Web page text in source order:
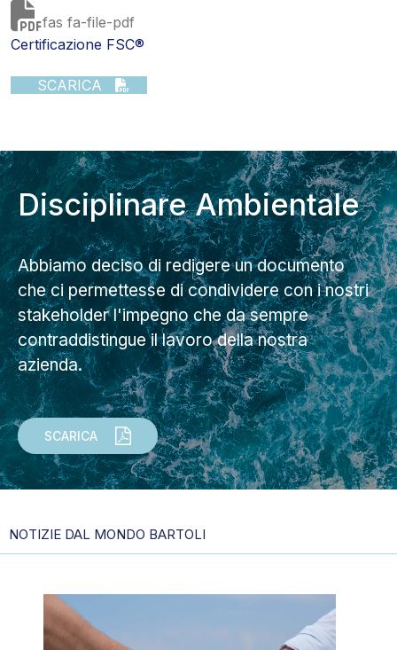
fas fa-file-pdf
Certificazione FSC®
SCARICA
Disciplinare Ambientale
Abbiamo deciso di redigere un documento
che ci permettesse di condividere con i nostri
stakeholder l'impegno che da sempre
contraddistingue il lavoro della nostra
azienda.
SCARICA
NOTIZIE DAL MONDO BARTOLI